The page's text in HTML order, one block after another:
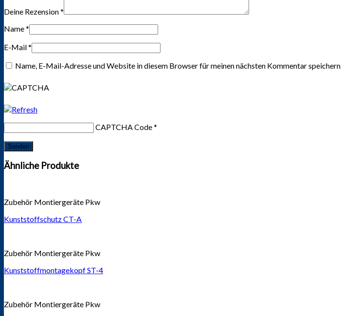
Deine Rezension*
Name*
E-Mail*
Name, E-Mail-Adresse und Website in diesem Browser für meinen nächsten Kommentar speichern.
CAPTCHA Code*
Ähnliche Produkte
Zubehör Montiergeräte Pkw
Kunststoffschutz CT-A
Zubehör Montiergeräte Pkw
Kunststoffmontagekopf ST-4
Zubehör Montiergeräte Pkw